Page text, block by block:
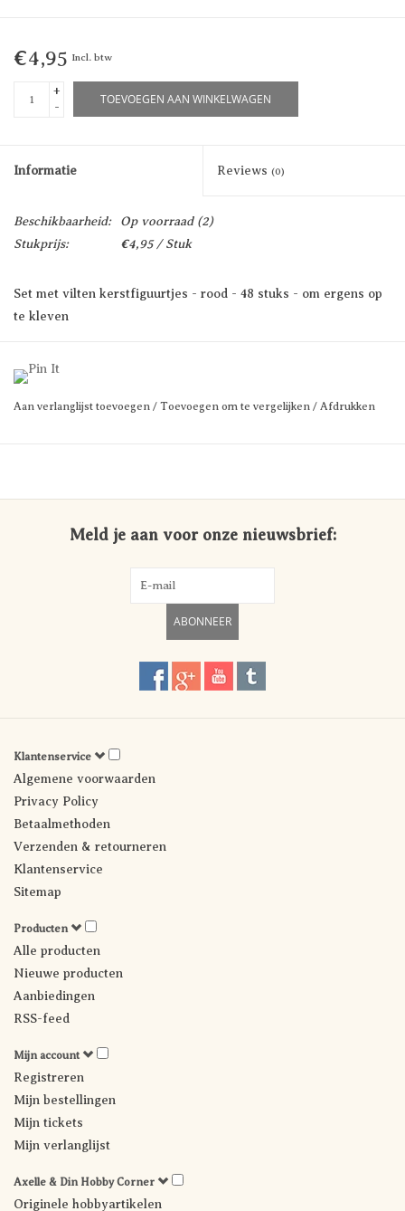
€4,95 Incl. btw
+
-
TOEVOEGEN AAN WINKELWAGEN
Informatie Reviews (0)
Beschikbaarheid: Op voorraad(2)
Stukprijs:
€4,95 / Stuk
Set met vilten kerstfiguurtjes - rood - 48 stuks - om ergens op
te kleven
Aan verlanglijst toevoegen / Toevoegen om te vergelijken / Afdrukken
Meld je aan voor onze nieuwsbrief:
ABONNEER
Klantenservice
Algemene voorwaarden
Privacy Policy
Betaalmethoden
Verzenden & retourneren
Klantenservice
Sitemap
Producten
Alle producten
Nieuwe producten
Aanbiedingen
RSS-feed
Mijn account
Registreren
Mijn bestellingen
Mijn tickets
Mijn verlanglijst
Axelle & Din Hobby Corner
Originele hobbyartikelen